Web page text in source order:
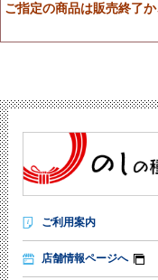
ご指定の商品は販売終了
ご利用案内
店舗情報ページへ